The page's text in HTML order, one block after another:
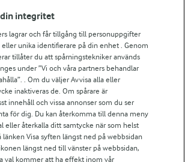
integritet
lagrar och får tillgång till personuppgifter
eller unika identifierare på din enhet . Genom
tillåter du att spårningstekniker används
under ”Vi och våra partners behandlar
. Om du väljer Avvisa alla eller
inaktiveras de. Om spårare är
innehåll och vissa annonser som du ser
för dig. Du kan återkomma till denna meny
eller återkalla ditt samtycke när som helst
Visa syften längst ned på webbsidan
längst ned till vänster på webbsidan,
val kommer att ha effekt inom vår